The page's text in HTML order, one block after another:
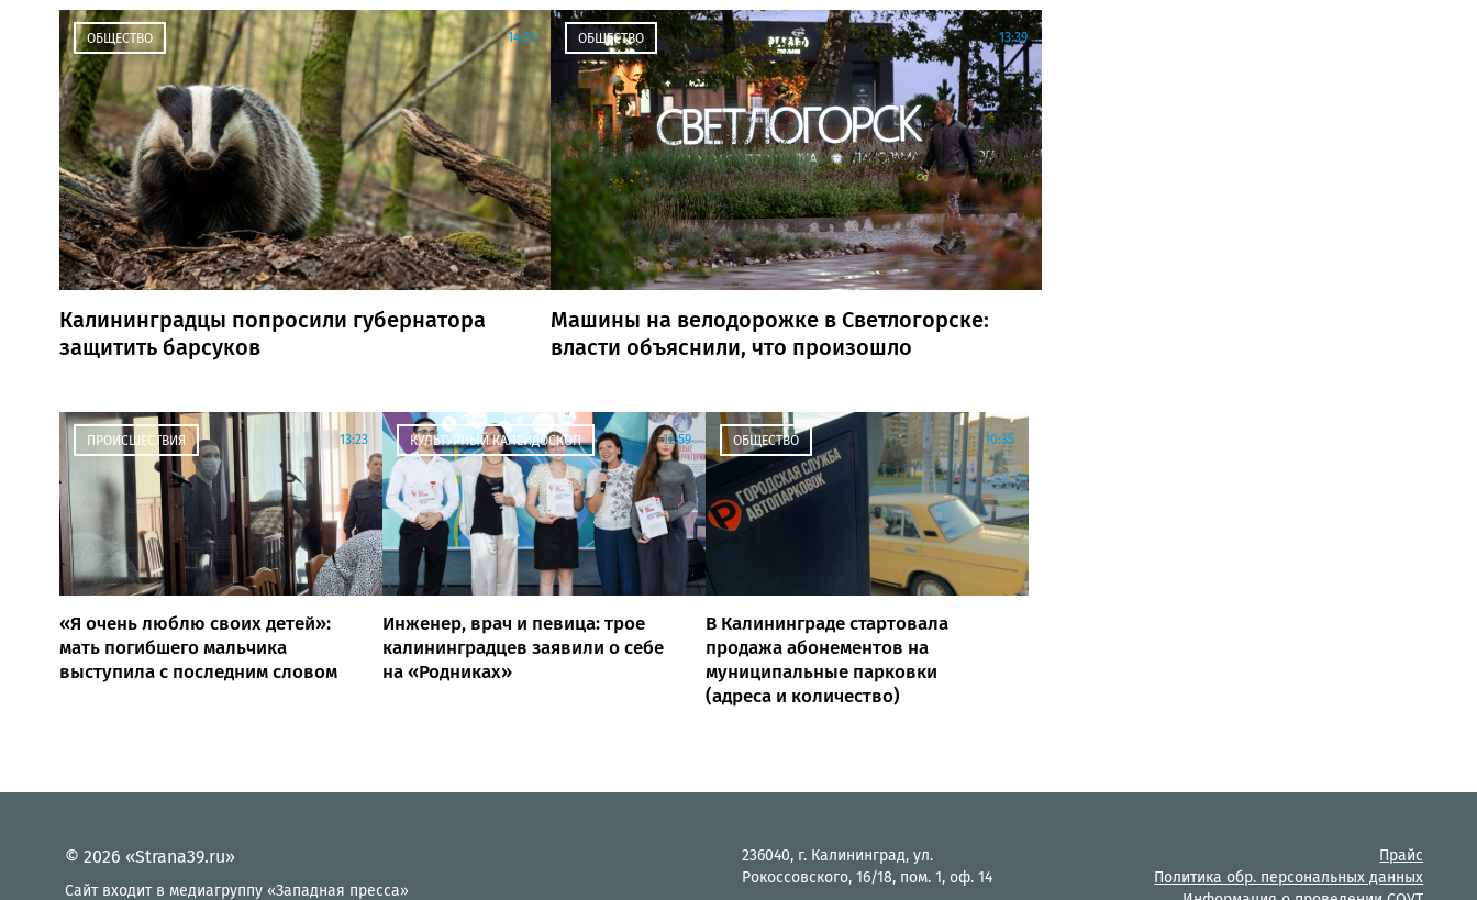
ОБЩЕСТВО 14:23
Калининградцы попросили губернатора
защитить барсуков
ОБЩЕСТВО 13:39
Машины на велодорожке в Светлогорске:
власти объяснили, что произошло
ПРОИСШЕСТВИЯ 13:23
«Я очень люблю своих детей»:
мать погибшего мальчика
выступила с последним словом
КУЛЬТУРНЫЙ КАЛЕЙДОСКОП 12:59
Инженер, врач и певица: трое
калининградцев заявили о себе
на «Родниках»
ОБЩЕСТВО 10:35
В Калининграде стартовала
продажа абонементов на
муниципальные парковки
(адреса и количество)
© 2026 «Strana39.ru»
Сайт входит в медиагруппу «Западная пресса»
236040, г. Калининград, ул.
Рокоссовского, 16/18, пом. 1, оф. 14
Прайс
Политика обр. персональных данных